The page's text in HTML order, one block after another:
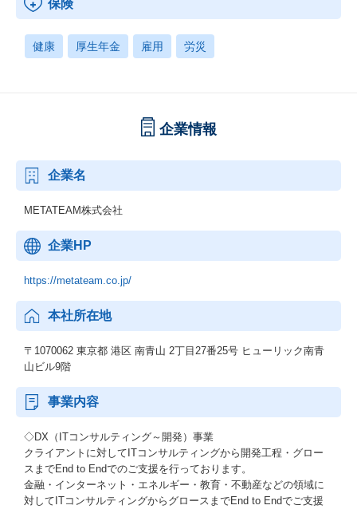
保険
健康 厚生年金 雇用 労災
企業情報
企業名
METATEAM株式会社
企業HP
https://metateam.co.jp/
本社所在地
〒1070062 東京都 港区 南青山 2丁目27番25号 ヒューリック南青
山ビル9階
事業内容
◇DX（ITコンサルティング～開発）事業
クライアントに対してITコンサルティングから開発工程・グロー
スまでEnd to Endでのご支援を行っております。
金融・インターネット・エネルギー・教育・不動産などの領域に
対してITコンサルティングからグロースまでEnd to Endでご支援